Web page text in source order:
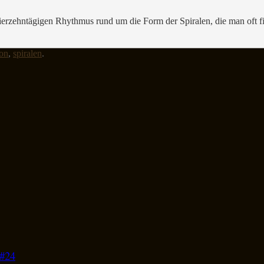
Rhythmus rund um die Form der Spiralen, die man oft
, spiralen.